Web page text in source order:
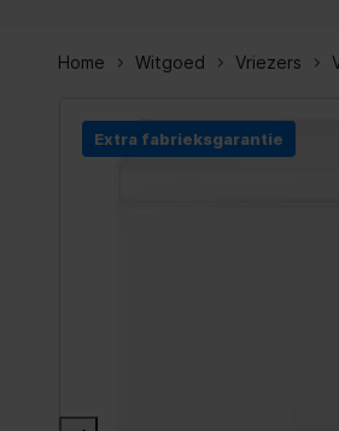
Home Witgoed Vriezers
Extra fabrieksgarantie